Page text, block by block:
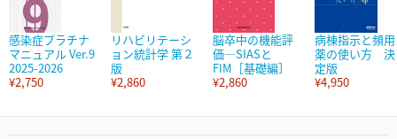
感染症プラチナ
マニュアル Ver.9
2025-2026
¥2,750
リハビリテーシ
ョン統計学 第２
版
¥2,860
脳卒中の機能評
価―SIASと
FIM［基礎編］
¥2,860
病棟指示と頻用
薬の使い方 決
定版
¥4,950